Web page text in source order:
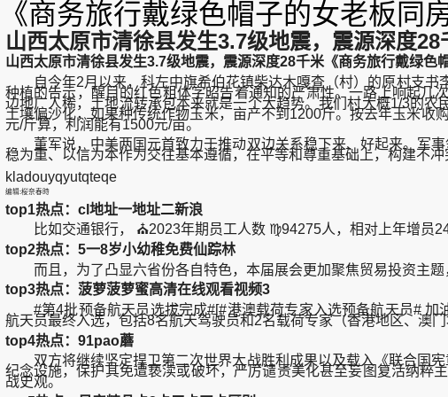
《商务旅行戴绿色帽子的女老板同
山西太原市清徐县发生3.7级地震，震源深度
山西太原市清徐县发生3.7级地震，震源深度28千米《商务旅行戴绿色
自今年2月以来，科左中旗希伯花镇柴达木嘎查（村）的原村支书
种植的告示，醒目的红色粗体字昭告着通知的严肃性。一路上响起
边地广人稀，土地流转承包本来就是一个大趋势。我们村大概1/3的
土壤偏沙化，如果种传统作物玉米，亩产不到1200斤。按去年玉米收
元/斤算，利润能有1500元/亩。
董军说，中美两国元首致力于推动双边关系稳下来、好起来。军事
稳为重、以信为本作为交往基本遵循，在平等和尊重基础上，构建不
kladouyqyutqteqe
编辑:桜奈春時
top1热点：cl地址一地址二新浪
比如交通银行， ⛪2023年期员工人数 ♍94275人，相对上年增员
top2热点：5一8岁小幼稚免费仙踪林
而且，为了凸显六省份各自特色，本届展会更加聚焦贸易投资主题
top3热点：菠萝菠萝蜜高清在线观看视频3
#第4批预备航天员选拔完成#[#港澳载荷专家入选预备航天员# 加
航天员最终入选，包括8名航天驾驶员和2名载荷专家（香港地区、澳
top4热点：91pao蘑
双方将继续坚定捍卫第二次世界大战胜利成果以及载入《联合国宪
纪念设施，保护其免遭亵渎或破坏，严厉谴责美化甚至妄图复活纳粹
战史观。